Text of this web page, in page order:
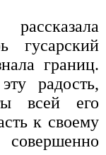
гусарский
границ.
радость,
всей его
к своему